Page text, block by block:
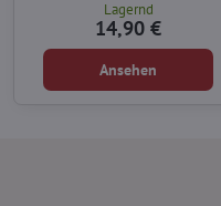
Lagernd
14,90 €
Ansehen